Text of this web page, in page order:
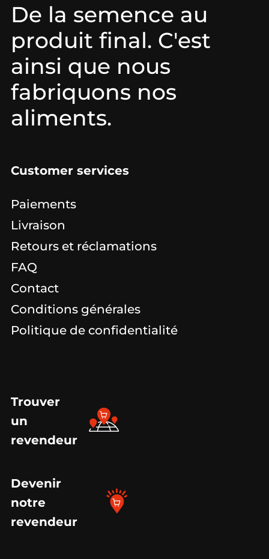
De la semence au
produit final. C'est
ainsi que nous
fabriquons nos
aliments.
Customer services
Paiements
Livraison
Retours et réclamations
FAQ
Contact
Conditions générales
Politique de confidentialité
Trouver
un
revendeur
Devenir
notre
revendeur